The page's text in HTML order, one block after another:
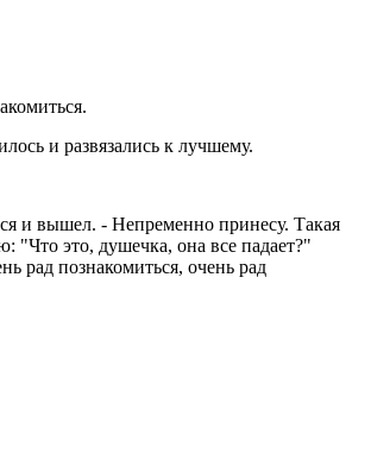
и развязались к лучшему.
и вышел. - Непременно принесу. Такая
"Что это, душечка, она все падает?"
рад познакомиться, очень рад